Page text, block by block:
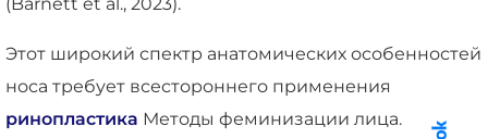
Этот широкий спектр анатомических особенностей
носа требует всестороннего применения
ринопластика Методы феминизации лица.